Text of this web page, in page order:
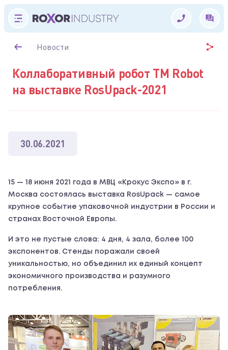
Новости
Коллаборативный робот TM Robot
на выставке RosUpack-2021
30.06.2021
15 — 18 июня 2021 года в МВЦ «Крокус Экспо» в г.
Москва состоялась выставка RosUpack — самое
крупное событие упаковочной индустрии в России и
странах Восточной Европы.
И это не пустые слова: 4 дня, 4 зала, более 100
экспонентов. Стенды поражали своей
уникальностью, но объединил их единый концепт
экономичного производства и разумного
потребления.